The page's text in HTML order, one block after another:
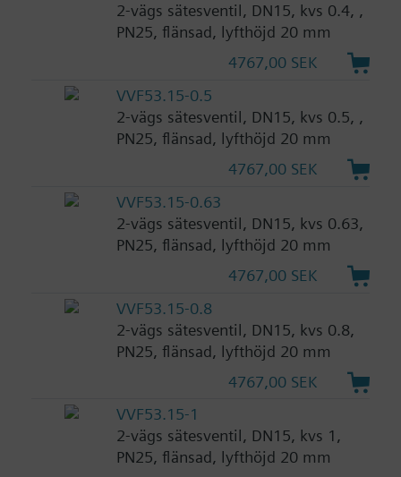
2-vägs sätesventil, DN15, kvs 0.4, ,
PN25, flänsad, lyfthöjd 20 mm
4767,00 SEK
VVF53.15-0.5
2-vägs sätesventil, DN15, kvs 0.5, ,
PN25, flänsad, lyfthöjd 20 mm
4767,00 SEK
VVF53.15-0.63
2-vägs sätesventil, DN15, kvs 0.63,
PN25, flänsad, lyfthöjd 20 mm
4767,00 SEK
VVF53.15-0.8
2-vägs sätesventil, DN15, kvs 0.8,
PN25, flänsad, lyfthöjd 20 mm
4767,00 SEK
VVF53.15-1
2-vägs sätesventil, DN15, kvs 1,
PN25, flänsad, lyfthöjd 20 mm